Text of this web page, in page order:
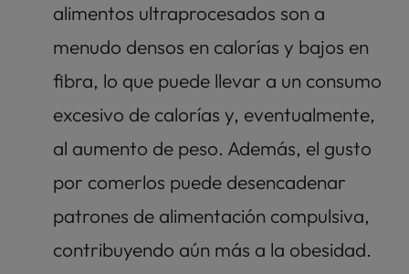
alimentos ultraprocesados son a
menudo densos en calorías y bajos en
fibra, lo que puede llevar a un consumo
excesivo de calorías y, eventualmente,
al aumento de peso. Además, el gusto
por comerlos puede desencadenar
patrones de alimentación compulsiva,
contribuyendo aún más a la obesidad.